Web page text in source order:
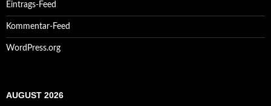
Eintrags-Feed
Kommentar-Feed
WordPress.org
AUGUST 2026